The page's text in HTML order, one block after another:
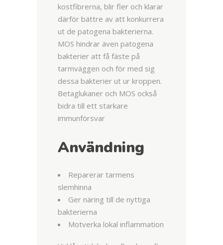
kostfibrerna, blir fler och klarar
därför bättre av att konkurrera
ut de patogena bakterierna.
MOS hindrar även patogena
bakterier att få fäste på
tarmväggen och för med sig
dessa bakterier ut ur kroppen.
Betaglukaner och MOS också
bidra till ett starkare
immunförsvar
Användning
Reparerar tarmens
slemhinna
Ger näring till de nyttiga
bakterierna
Motverka lokal inflammation